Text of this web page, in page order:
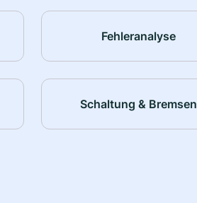
Fehleranalyse
Schaltung & Bremsen